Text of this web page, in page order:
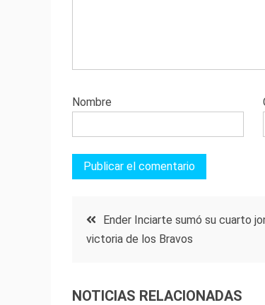
Nombre
Navegación
entradas
Ender Inciarte sumó su cuarto
victoria de los Bravos
NOTICIAS RELACIONADAS